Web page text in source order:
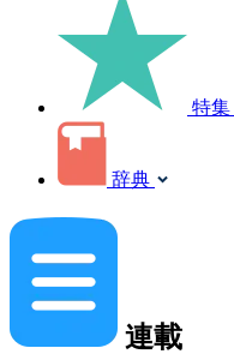
特集
辞典
連載